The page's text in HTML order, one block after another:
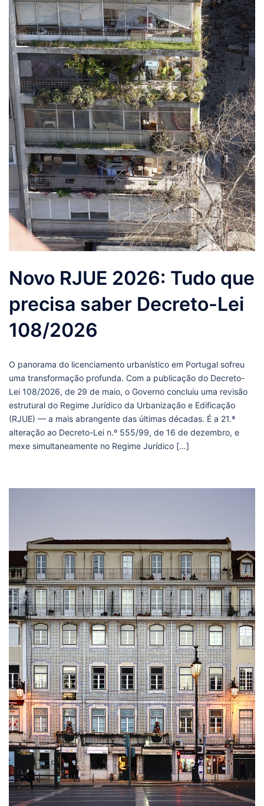
Novo RJUE 2026: Tudo que
precisa saber Decreto-Lei
108/2026
O panorama do licenciamento urbanístico em Portugal sofreu
uma transformação profunda. Com a publicação do Decreto-
Lei 108/2026, de 29 de maio, o Governo concluiu uma revisão
estrutural do Regime Jurídico da Urbanização e Edificação
(RJUE) — a mais abrangente das últimas décadas. É a 21.ª
alteração ao Decreto-Lei n.º 555/99, de 16 de dezembro, e
mexe simultaneamente no Regime Jurídico […]